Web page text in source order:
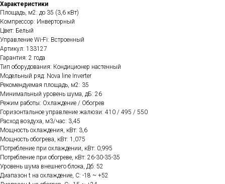
Характеристики
Площадь, м2: до 35 (3,6 кВт)
Компрессор: Инверторный
Цвет: Белый
Управление Wi-Fi: Встроенный
Артикул: 133127
Гарантия: 2 года
Тип оборудования: Кондиционер настенный
Модельный ряд: Nova line Inverter
Рекомендуемая площадь, м2: 35
Минимальный уровень шума, дБ: 26
Режим работы: Охлаждение / Обогрев
Горизонтальное управление жалюзи: 410 / 495 / 550
Расход воздуха, м3/час: 3,45
Мощность охлаждения, кВт: 3,6
Мощность обогрева, кВт: 1,075
Потребление при охлаждении, кВт: 0,995
Потребление при обогреве, кВт: 26-30-35-35
Уровень шума внешнего блока, Дб: 52
Диапазон t на охлаждение, C: -18 ~ +52